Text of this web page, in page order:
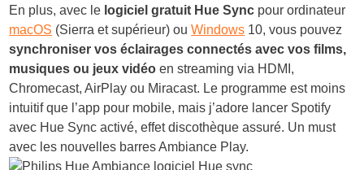
En plus, avec le logiciel gratuit Hue Sync pour ordinateur
macOS (Sierra et supérieur) ouWindows 10, vous pouvez
synchroniser vos éclairages connectés avec vos films,
musiques ou jeux vidéoen streaming via HDMI,
Chromecast, AirPlay ou Miracast. Le programme est moins
intuitif que l’app pour mobile, mais j’adore lancer Spotify
avec Hue Sync activé, effet discothèque assuré. Un must
avec les nouvelles barres Ambiance Play.